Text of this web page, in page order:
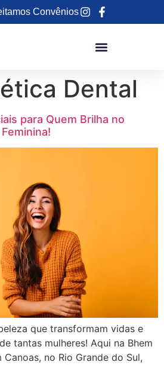
Convênios
Dental
para Quem Brilha no
que transformam vidas e
tantas mulheres! Aqui na Bhem
no Rio Grande do Sul,